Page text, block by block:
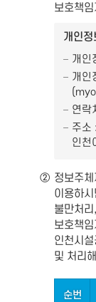
보호책
개인
개인
개인
연
주소
인천
② 정보주
이용하
불만처
보호책
인천시
및 처리
순번